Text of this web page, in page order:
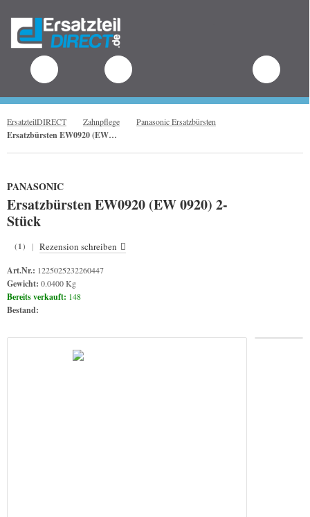
ErsatzteilDIRECT Zahnpflege Panasonic Ersatzbürsten
Ersatzbürsten EW0920 (EW 0920) 2-Stück
PANASONIC
Ersatzbürsten EW0920 (EW 0920) 2-
Stück
(1) | Rezension schreiben
Art.Nr.: 1225025232260447
Gewicht: 0.0400 Kg
Bereits verkauft: 148
Bestand: